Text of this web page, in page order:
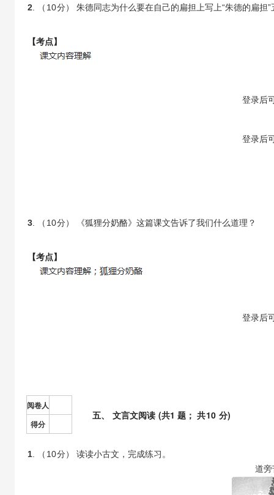
2 . （ 10分） 朱德同志为什么要在自己的扁担上写上“朱德的扁担”
【考点】
登录后
登录后
3 . （ 10分） 《狐狸分奶酪》这篇课文告诉了我们什么道理？
【考点】
登录后
阅卷人
得分
五、 文言文阅读 (共1 题； 共10 分)
1 . （ 10分） 读读小古文，完成练习。
道旁